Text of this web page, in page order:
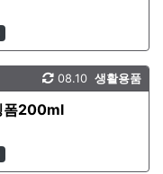
생활용품
08.10
폼200ml